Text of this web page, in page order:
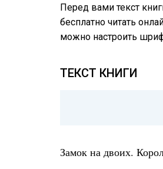
Перед вами текст
бесплатно читать
можно настроить
ТЕКСТ КНИГИ
Замок на двоих.